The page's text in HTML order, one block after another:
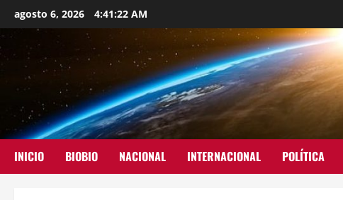
agosto 6, 2026 4:41:23 AM
INICIO BIOBIO NACIONAL INTERNACIONAL POLÍTICA